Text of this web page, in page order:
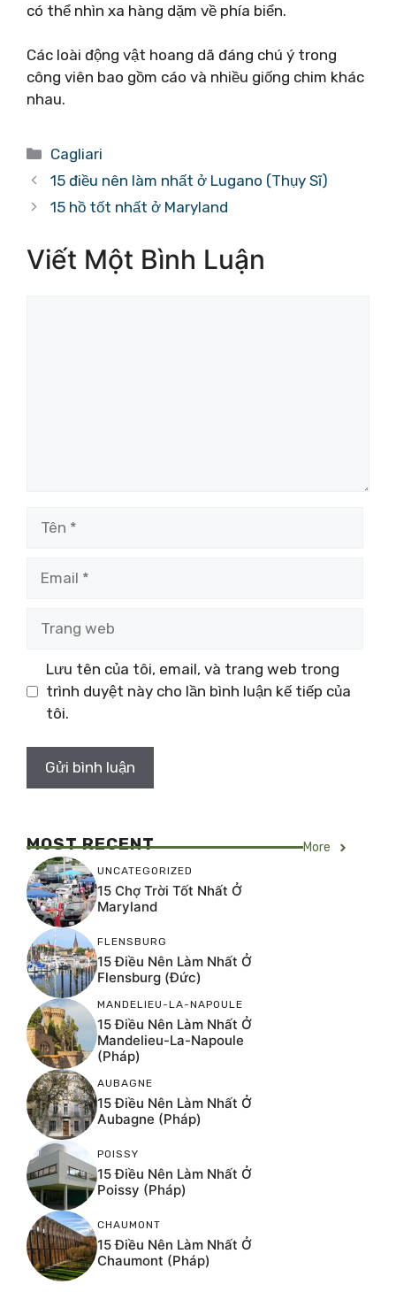
có thể nhìn xa hàng dặm về phía biển.
Các loài động vật hoang dã đáng chú ý trong
công viên bao gồm cáo và nhiều giống chim khác
nhau.
Danh
mục
Cagliari
15 điều nên làm nhất ở Lugano (Thụy Sĩ)
15 hồ tốt nhất ở Maryland
Viết Một Bình Luận
web
Lưu tên của tôi, email, và trang web trong
trình duyệt này cho lần bình luận kế tiếp của
tôi.
MOST RECENT More
UNCATEGORIZED
15 Chợ Trời Tốt Nhất Ở
Maryland
FLENSBURG
15 Điều Nên Làm Nhất Ở
Flensburg (Đức)
MANDELIEU-LA-NAPOULE
15 Điều Nên Làm Nhất Ở
Mandelieu-La-Napoule
(Pháp)
AUBAGNE
15 Điều Nên Làm Nhất Ở
Aubagne (Pháp)
POISSY
15 Điều Nên Làm Nhất Ở
Poissy (Pháp)
CHAUMONT
15 Điều Nên Làm Nhất Ở
Chaumont (Pháp)